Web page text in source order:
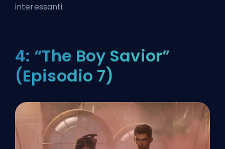
interessanti.
4: “The Boy Savior”
(Episodio 7)